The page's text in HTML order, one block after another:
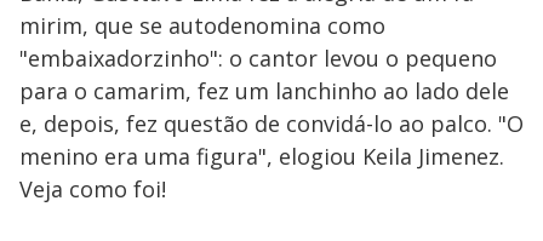
mirim, que se autodenomina como
"embaixadorzinho": o cantor levou o pequeno
para o camarim, fez um lanchinho ao lado dele
e, depois, fez questão de convidá-lo ao palco. "O
menino era uma figura", elogiou Keila Jimenez.
Veja como foi!